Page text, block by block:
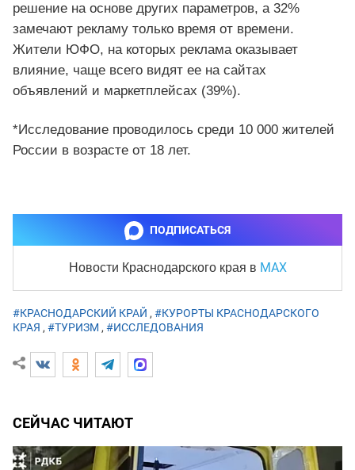
решение на основе других параметров, а 32%
замечают рекламу только время от времени.
Жители ЮФО, на которых реклама оказывает
влияние, чаще всего видят ее на сайтах
объявлений и маркетплейсах (39%).
*Исследование проводилось среди 10 000 жителей
России в возрасте от 18 лет.
ПОДПИСАТЬСЯ
Новости Краснодарского края в MAX
#КРАСНОДАРСКИЙ КРАЙ , #КУРОРТЫ КРАСНОДАРСКОГО
КРАЯ , #ТУРИЗМ , #ИССЛЕДОВАНИЯ
СЕЙЧАС ЧИТАЮТ